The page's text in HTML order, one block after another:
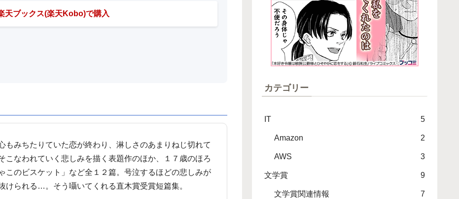
天ブックス(楽天Kobo)で購入
もみちたりていた恋が終わり、淋しさのあまりねじ切れて
こなわれていく悲しみを描く表題作のほか、１７歳のほろ
このビスケット」など全１２篇。号泣するほどの悲しみが
けられる…。そう囁いてくれる直木賞受賞短篇集。
カテゴリー
IT 5
Amazon 2
AWS 3
文学賞 9
文学賞関連情報 7